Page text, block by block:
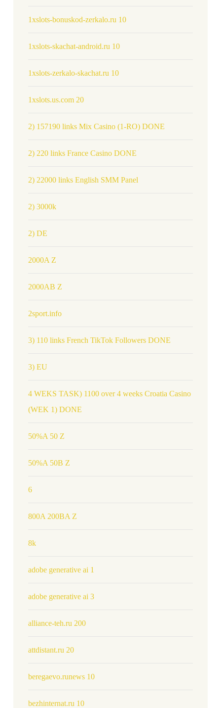
1xslots-bonuskod-zerkalo.ru 10
1xslots-skachat-android.ru 10
1xslots-zerkalo-skachat.ru 10
1xslots.us.com 20
2) 157190 links Mix Casino (1-RO) DONE
2) 220 links France Casino DONE
2) 22000 links English SMM Panel
2) 3000k
2) DE
2000A Z
2000AB Z
2sport.info
3) 110 links French TikTok Followers DONE
3) EU
4 WEKS TASK) 1100 over 4 weeks Croatia Casino
(WEK 1) DONE
50%A 50 Z
50%A 50B Z
6
800A 200BA Z
8k
adobe generative ai 1
adobe generative ai 3
alliance-teh.ru 200
attdistant.ru 20
beregaevo.runews 10
bezhinternat.ru 10